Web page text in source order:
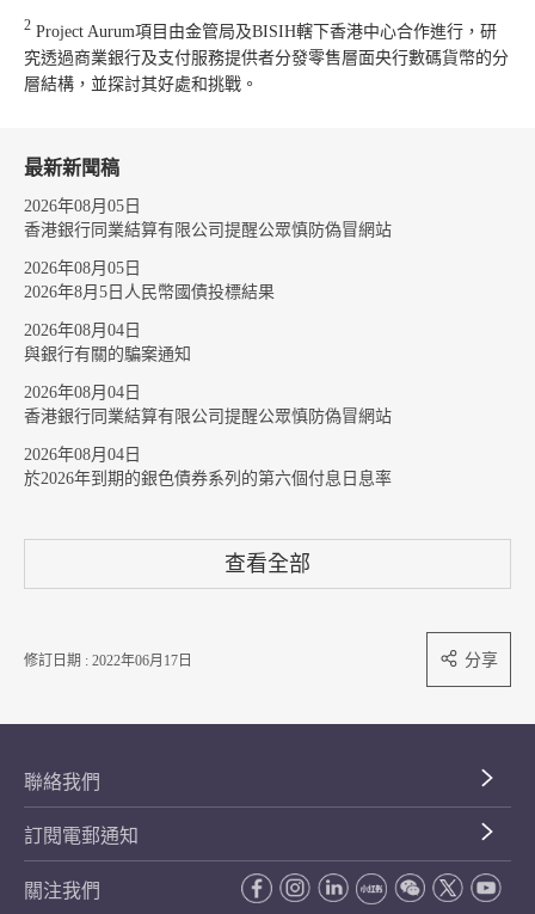
2 Project Aurum項目由金管局及BISIH轄下香港中心合作進行，研
究透過商業銀行及支付服務提供者分發零售層面央行數碼貨幣的分
層結構，並探討其好處和挑戰。
最新新聞稿
2026年08月05日
香港銀行同業結算有限公司提醒公眾慎防偽冒網站
2026年08月05日
2026年8月5日人民幣國債投標結果
2026年08月04日
與銀行有關的騙案通知
2026年08月04日
香港銀行同業結算有限公司提醒公眾慎防偽冒網站
2026年08月04日
於2026年到期的銀色債券系列的第六個付息日息率
查看全部
修訂日期 : 2022年06月17日 分享
聯絡我們
訂閱電郵通知
關注我們